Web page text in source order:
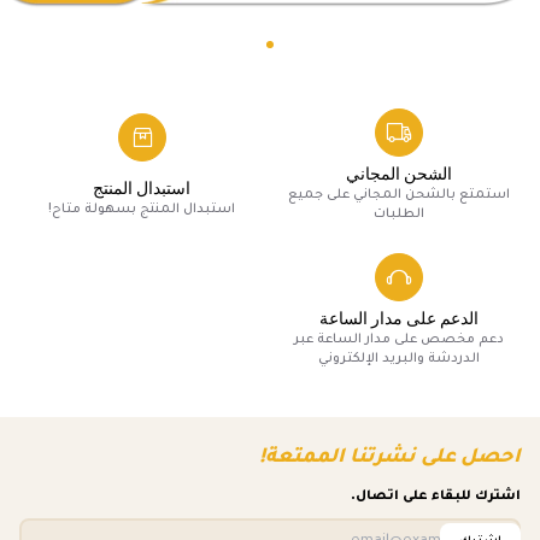
الشحن المجاني
استمتع بالشحن المجاني على جميع
الطلبات
استبدال المنتج
استبدال المنتج بسهولة متاح!
الدعم على مدار الساعة
دعم مخصص على مدار الساعة عبر
الدردشة والبريد الإلكتروني
احصل على نشرتنا الممتعة!
اشترك للبقاء على اتصال.